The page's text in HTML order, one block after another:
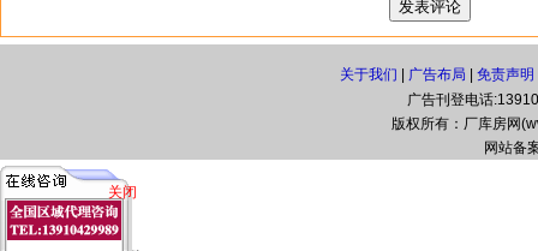
关于我们 广告布局 免责声明
广告刊登电话
版权所有：厂库房网
网站备
关闭